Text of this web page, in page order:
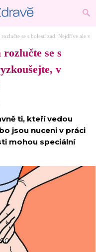
se s bolestí zad. Nejdříve ale
se s
v
ti, kteří vedou
jsou nuceni v práci
mohou speciální